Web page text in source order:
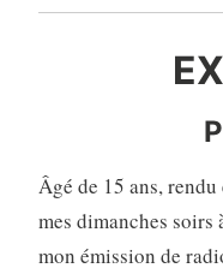
Âgé de 15 ans,
mes dimanches soirs
mon émission de